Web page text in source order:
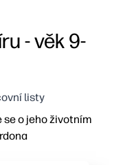
- věk 9-
listy
o jeho životním